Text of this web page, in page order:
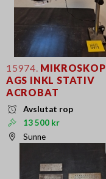
15974. MIKROSKOP
AGS INKL STATIV
ACROBAT
Avslutat rop
13 500 kr
Sunne